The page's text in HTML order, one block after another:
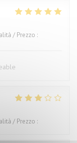
/ Prezzo :
/ Prezzo :